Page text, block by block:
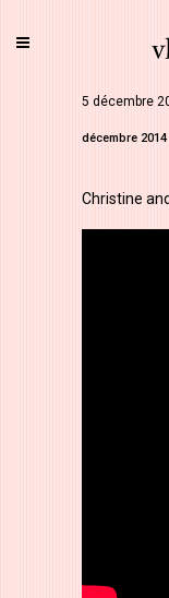
5 décembre
décembre 2014
Christine